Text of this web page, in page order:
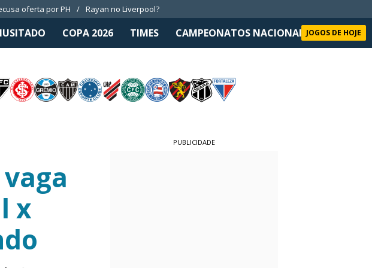
oferta por PH Rayan no Liverpool?
COPA 2026 TIMES CAMPEONATOS NACIONAIS SELEÇÃO
JOGOS DE HOJE
x
PUBLICIDADE